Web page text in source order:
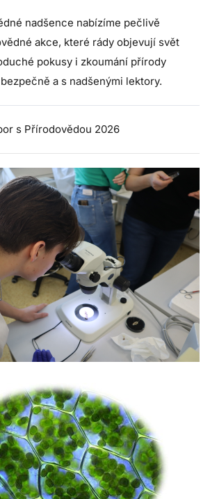
nadšence nabízíme pečlivě
akce, které rády objevují svět
pokusy i zkoumání přírody
a s nadšenými lektory.
s Přírodovědou 2026